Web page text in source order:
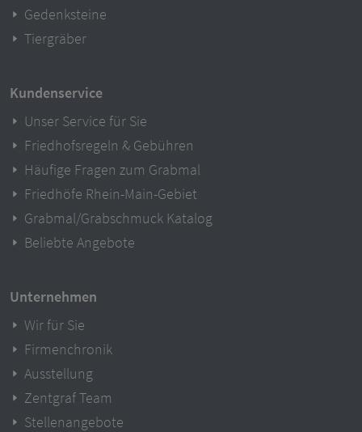
Gedenksteine
Tiergräber
Kundenservice
Unser Service für Sie
Friedhofsregeln & Gebühren
Häufige Fragen zum Grabmal
Friedhöfe Rhein-Main-Gebiet
Grabmal/Grabschmuck Katalog
Beliebte Angebote
Unternehmen
Wir für Sie
Firmenchronik
Ausstellung
Zentgraf Team
Stellenangebote